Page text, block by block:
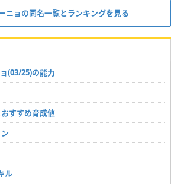
ニョの同名一覧とランキングを見る
(03/25)の能力
すすめ育成値
ル